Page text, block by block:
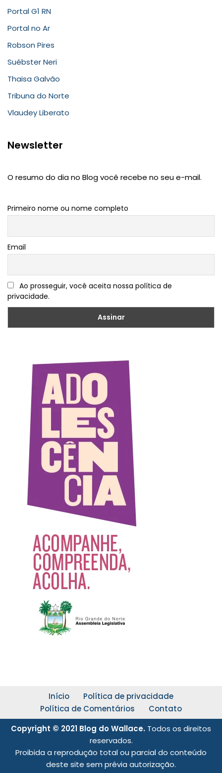
Portal G1 RN
Portal no Ar
Robson Pires
Suébster Neri
Thaisa Galvão
Tribuna do Norte
Vlaudey Liberato
Newsletter
O resumo do dia no Blog você recebe no seu e-mail.
Primeiro nome ou nome completo
Email
Ao prosseguir, você aceita nossa política de
privacidade.
Início
Política de privacidade
Política de Comentários
Contato
Copyright © 2021 Blog do Wallace. Todos os direitos
reservados.
Proibida a reprodução total ou parcial do conteúdo
deste site sem prévia autorização.